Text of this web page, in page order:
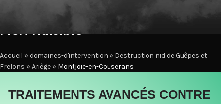
frelons à Montjoie-en-Couserans |
Fieri Nuisible
Accueil » domaines-d'intervention » Destruction nid de Guêpes et
Frelons » Ariège » Montjoie-en-Couserans
TRAITEMENTS AVANCÉS CONTRE